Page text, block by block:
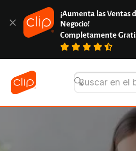
¡Aumenta las Ventas
Negocio!
Completamente